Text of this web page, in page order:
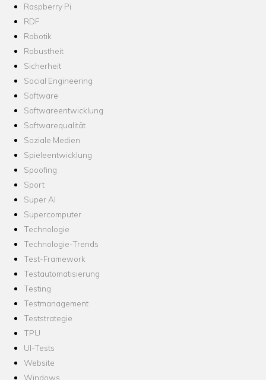
Raspberry Pi
RDF
Robotik
Robustheit
Sicherheit
Social Engineering
Software
Softwareentwicklung
Softwarequalität
Soziale Medien
Spieleentwicklung
Spoofing
Sport
Super AI
Supercomputer
Technologie
Technologie-Trends
Test-Framework
Testautomatisierung
Testing
Testmanagement
Teststrategie
TPU
UI-Tests
Website
Windows